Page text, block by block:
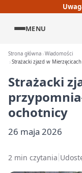
MENU
Strona główna Wiadomości
Strażacki zjazd w
Strażacki
ochotnicy
26 maja 2026
2 min czytania